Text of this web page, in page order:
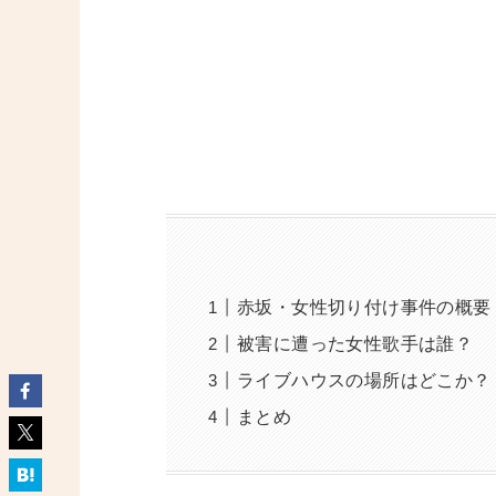
赤坂・女性切り付け事件の概要
被害に遭った女性歌手は誰？
ライブハウスの場所はどこか？
まとめ